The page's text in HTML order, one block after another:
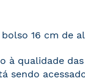
16 cm de
à qualidade
sendo